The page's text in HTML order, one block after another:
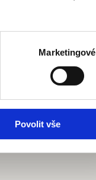
Marketingové
Povolit vše